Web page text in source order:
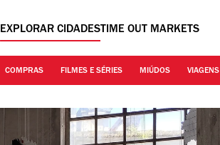
EXPLORAR CIDADESTIME OUT MARKETS
COMPRAS FILMES E SÉRIES MIÚDOS VIAGENS